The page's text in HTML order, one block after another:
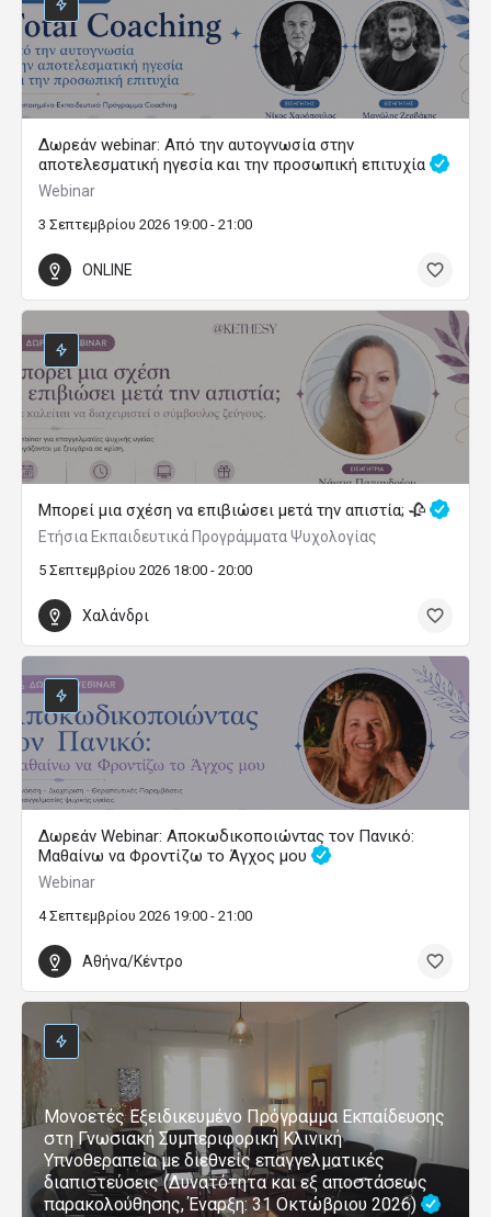
Δωρεάν webinar: Από την αυτογνωσία στην
αποτελεσματική ηγεσία και την προσωπική επιτυχία
Webinar
3 Σεπτεμβρίου 2026 19:00 - 21:00
ONLINE
Μπορεί μια σχέση να επιβιώσει μετά την απιστία; 🥀
Ετήσια Εκπαιδευτικά Προγράμματα Ψυχολογίας
5 Σεπτεμβρίου 2026 18:00 - 20:00
Χαλάνδρι
Δωρεάν Webinar: Αποκωδικοποιώντας τον Πανικό:
Μαθαίνω να Φροντίζω το Άγχος μου
Webinar
4 Σεπτεμβρίου 2026 19:00 - 21:00
Αθήνα/Κέντρο
Μονοετές Εξειδικευμένο Πρόγραμμα Εκπαίδευσης
στη Γνωσιακή Συμπεριφορική Κλινική
Υπνοθεραπεία με διεθνείς επαγγελματικές
διαπιστεύσεις (Δυνατότητα και εξ αποστάσεως
παρακολούθησης, Έναρξη: 31 Οκτώβριου 2026)